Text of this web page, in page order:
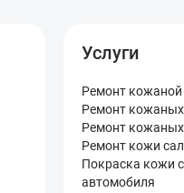
Услуги
Ремонт кожаной
Ремонт кожаных
Ремонт кожаных
Ремонт кожи
Покраска кожи
автомобиля